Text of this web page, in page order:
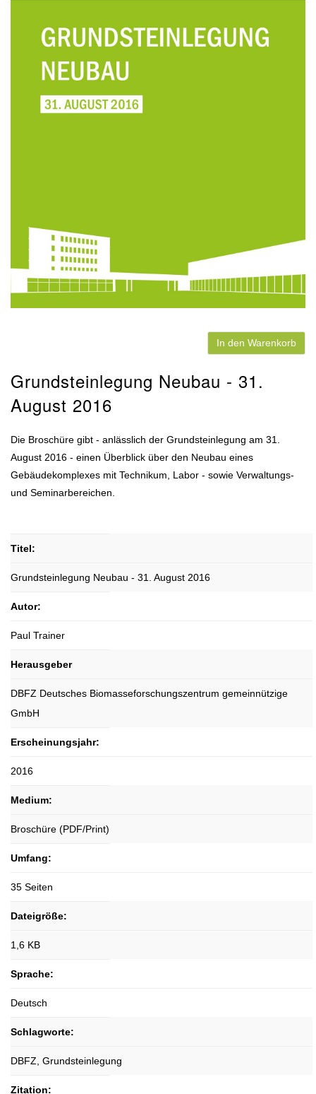
In den Warenkorb
Grundsteinlegung Neubau - 31.
August 2016
Die Broschüre gibt - anlässlich der Grundsteinlegung am 31.
August 2016 - einen Überblick über den Neubau eines
Gebäudekomplexes mit Technikum, Labor - sowie Verwaltungs-
und Seminarbereichen.
Titel:
Grundsteinlegung Neubau - 31. August 2016
Autor:
Paul Trainer
Herausgeber
DBFZ Deutsches Biomasseforschungszentrum gemeinnützige
GmbH
Erscheinungsjahr:
2016
Medium:
Broschüre (PDF/Print)
Umfang:
35 Seiten
Dateigröße:
1,6 KB
Sprache:
Deutsch
Schlagworte:
DBFZ, Grundsteinlegung
Zitation: